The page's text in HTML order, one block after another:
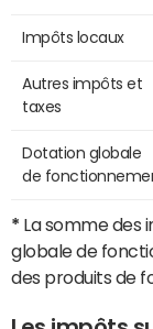
Impôts locaux
Autres impôts et
taxes
Dotation globale
de
* La somme des
globale de
des produits de